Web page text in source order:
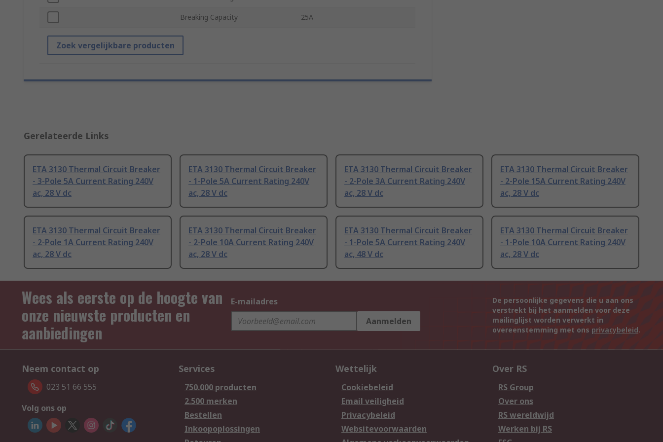
Breaking Capacity 25A
Zoek vergelijkbare producten
Gerelateerde Links
ETA 3130 Thermal Circuit Breaker
- 3-Pole 5A Current Rating 240V
ac, 28 V dc
ETA 3130 Thermal Circuit Breaker
- 1-Pole 5A Current Rating 240V
ac, 28 V dc
ETA 3130 Thermal Circuit Breaker
- 2-Pole 3A Current Rating 240V
ac, 28 V dc
ETA 3130 Thermal Circuit Breaker
- 2-Pole 15A Current Rating 240V
ac, 28 V dc
ETA 3130 Thermal Circuit Breaker
- 2-Pole 1A Current Rating 240V
ac, 28 V dc
ETA 3130 Thermal Circuit Breaker
- 2-Pole 10A Current Rating 240V
ac, 28 V dc
ETA 3130 Thermal Circuit Breaker
- 1-Pole 5A Current Rating 240V
ac, 48 V dc
ETA 3130 Thermal Circuit Breaker
- 1-Pole 10A Current Rating 240V
ac, 28 V dc
Wees als eerste op de hoogte van
onze nieuwste producten en
aanbiedingen
E-mailadres
Aanmelden
De persoonlijke gegevens die u aan ons
verstrekt bij het aanmelden voor deze
mailinglijst worden verwerkt in
overeenstemming met ons privacybeleid.
Neem contact op
023 51 66 555
Volg ons op
Services
750.000 producten
2.500 merken
Bestellen
Inkoopoplossingen
Wettelijk
Cookiebeleid
Email veiligheid
Privacybeleid
Websitevoorwaarden
Over RS
RS Group
Over ons
RS wereldwijd
Werken bij RS